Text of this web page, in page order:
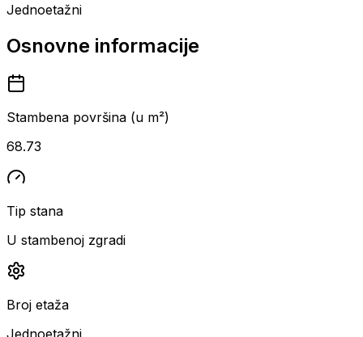
Jednoetažni
Osnovne informacije
Stambena površina (u m²)
68.73
Tip stana
U stambenoj zgradi
Broj etaža
Jednoetažni